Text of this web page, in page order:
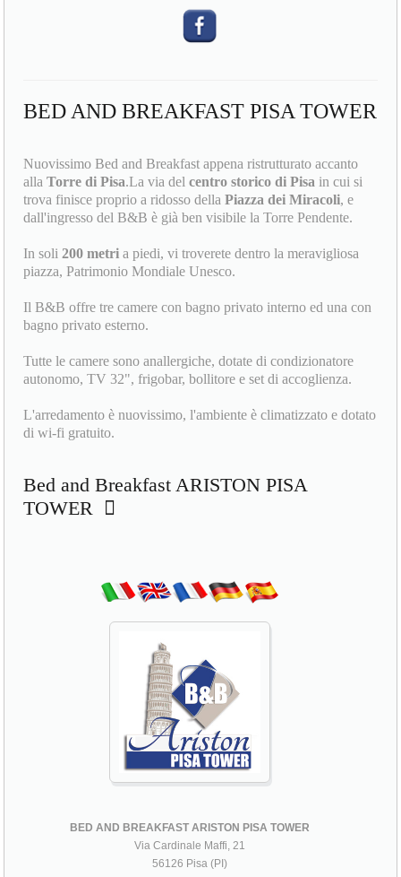
BED AND BREAKFAST PISA TOWER
Nuovissimo Bed and Breakfast appena ristrutturato accanto
allaTorre di Pisa.La via delcentro storico di Pisa in cui si
trova finisce proprio a ridosso dellaPiazza dei Miracoli, e
dall'ingresso del B&B è già ben visibile la Torre Pendente.
In soli 200 metri a piedi, vi troverete dentro la meravigliosa
piazza, Patrimonio Mondiale Unesco.
Il B&B offre tre camere con bagno privato interno ed una con
bagno privato esterno.
Tutte le camere sono anallergiche, dotate di condizionatore
autonomo, TV 32", frigobar, bollitore e set di accoglienza.
L'arredamento è nuovissimo, l'ambiente è climatizzato e dotato
di wi-fi gratuito.
Bed and Breakfast ARISTON PISA
TOWER
BED AND BREAKFAST ARISTON PISA TOWER
Via Cardinale Maffi, 21
56126 Pisa (PI)